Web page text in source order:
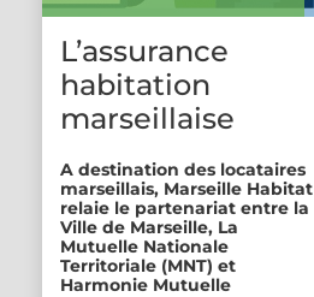
L’assurance
habitation
marseillaise
A destination des locataires
marseillais, Marseille Habitat
relaie le partenariat entre la
Ville de Marseille, La
Mutuelle Nationale
Territoriale (MNT) et
Harmonie Mutuelle